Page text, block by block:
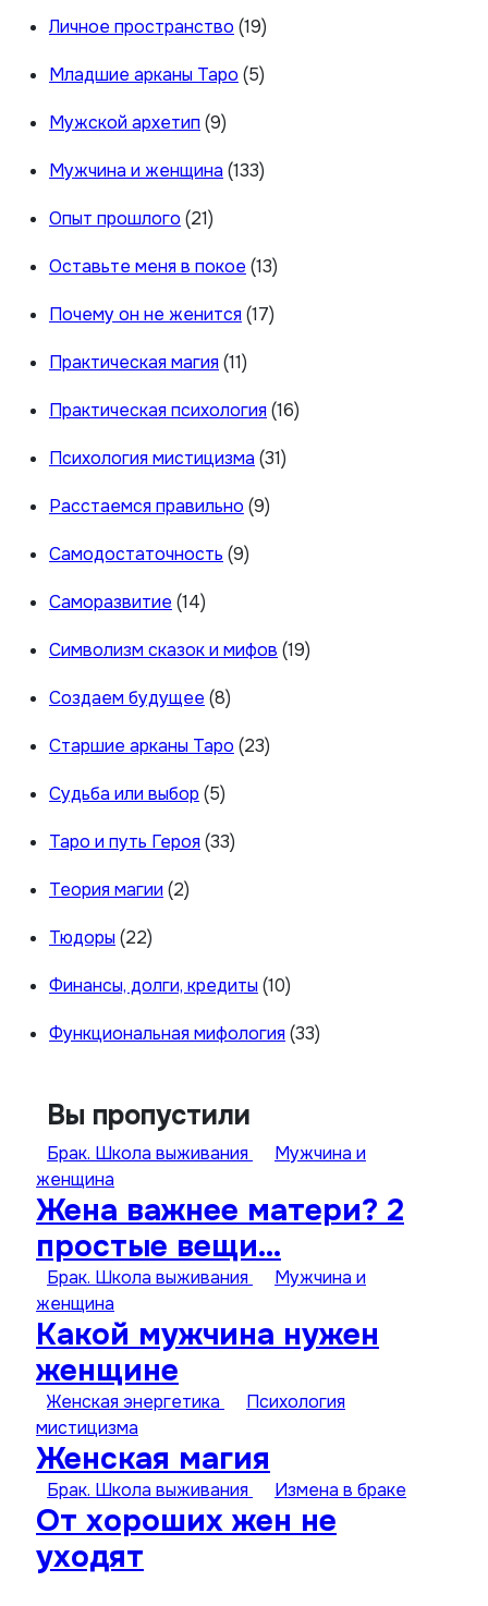
Личное пространство (19)
Младшие арканы Таро (5)
Мужской архетип (9)
Мужчина и женщина (133)
Опыт прошлого (21)
Оставьте меня в покое (13)
Почему он не женится (17)
Практическая магия (11)
Практическая психология (16)
Психология мистицизма (31)
Расстаемся правильно (9)
Самодостаточность (9)
Саморазвитие (14)
Символизм сказок и мифов (19)
Создаем будущее (8)
Старшие арканы Таро (23)
Судьба или выбор (5)
Таро и путь Героя (33)
Теория магии (2)
Тюдоры (22)
Финансы, долги, кредиты (10)
Функциональная мифология (33)
Вы пропустили
Брак. Школа выживания
Мужчина и
женщина
Жена важнее матери? 2
простые вещи…
Брак. Школа выживания
Мужчина и
женщина
Какой мужчина нужен
женщине
Женская энергетика
Психология
мистицизма
Женская магия
Брак. Школа выживания Измена в браке
От хороших жен не
уходят